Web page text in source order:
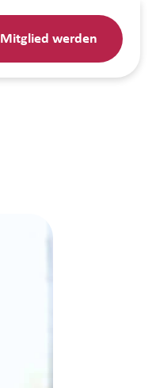
Mitglied werden